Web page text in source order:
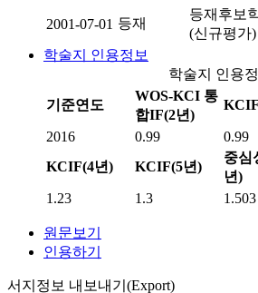
2001-07-01 등재
등재후보
(신규평가)
학술지 인용정보
학술지 인용
기준연도
WOS-KCI 통
합IF(2년)
2016 0.99 0.99
KCIF(4년)
KCIF(5년)
중심
년)
1.23 1.3 1.503
원문보기
인용하기
서지정보 내보내기(Export)